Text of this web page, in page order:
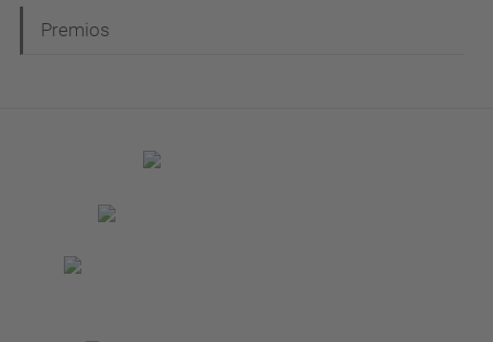
Premios